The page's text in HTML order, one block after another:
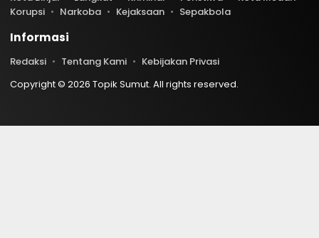
Korupsi
Narkoba Kejaksaan Sepakbola
Informasi
Redaksi Tentang Kami
Kebijakan Privasi
Copyright © 2026 Topik Sumut. All rights reserved.